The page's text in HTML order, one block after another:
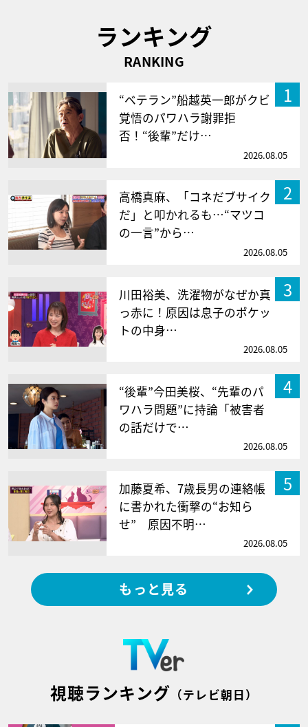
ランキング
RANKING
1
“ベテラン”船越英一郎がクビ
覚悟のパワハラ謝罪拒
否！“後輩”だけ…
2026.08.05
2
高橋真麻、「コネだブサイク
だ」と叩かれるも…“マツコ
の一言”から…
2026.08.05
3
川田裕美、洗濯物がなぜか真
っ赤に！原因は息子のポケッ
トの中身…
2026.08.05
4
“後輩”今田美桜、“先輩のパ
ワハラ問題”に持論「被害者
の話だけで…
2026.08.05
5
加藤夏希、7歳長男の連絡帳
に書かれた衝撃の“お知ら
せ” 原因不明…
2026.08.05
もっと見る
視聴ランキング （テレビ朝日）